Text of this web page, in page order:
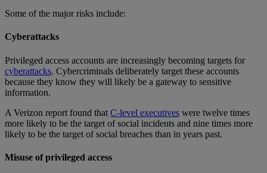
Some of the major risks include:
Cyberattacks
Privileged access accounts are increasingly becoming targets for
cyberattacks. Cybercriminals deliberately target these accounts
because they know they will likely be a gateway to sensitive
information.
A Verizon report found that C-level executives were twelve times
more likely to be the target of social incidents and nine times more
likely to be the target of social breaches than in years past.
Misuse of privileged access